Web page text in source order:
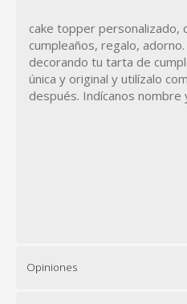
cake topper personalizado,
cumpleaños, regalo,
decorando tu tarta de
única y original y utilízalo
después. Indícanos nombre
Opiniones